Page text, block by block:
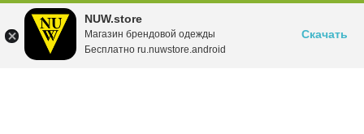
NUW.store
Магазин брендовой одежды
Бесплатно ru.nuwstore.android
Скачать